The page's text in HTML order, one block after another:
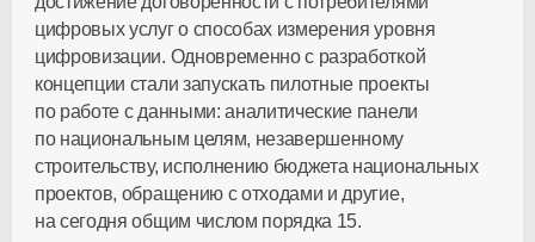
цифровых услуг о способах измерения уровня
цифровизации. Одновременно с разработкой
концепции стали запускать пилотные проекты
по работе с данными: аналитические панели
по национальным целям, незавершенному
строительству, исполнению бюджета национальных
проектов, обращению с отходами и другие,
на сегодня общим числом порядка 15.